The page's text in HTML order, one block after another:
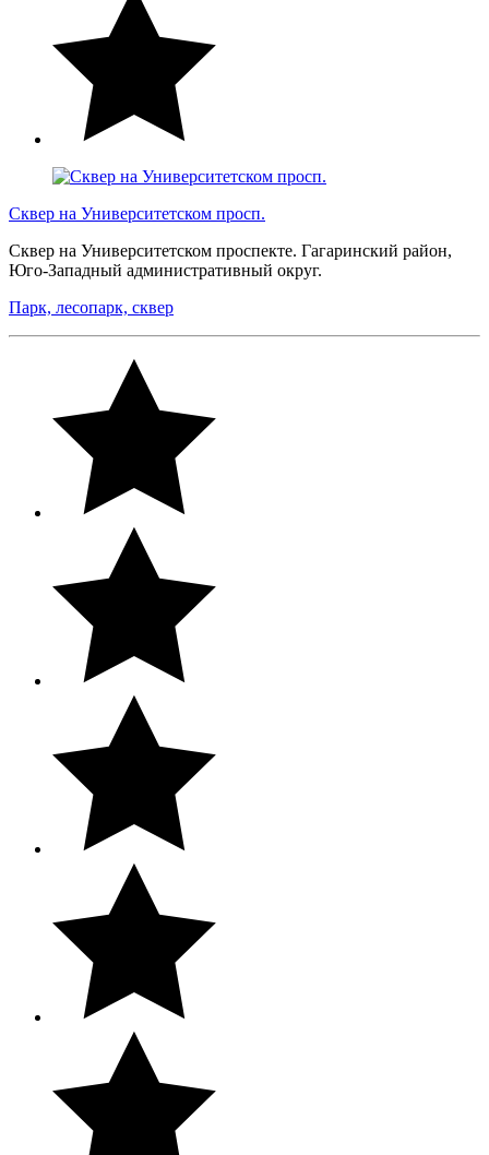
Сквер на Университетском просп.
Сквер на Университетском проспекте. Гагаринский район,
Юго-Западный административный округ.
Парк, лесопарк, сквер